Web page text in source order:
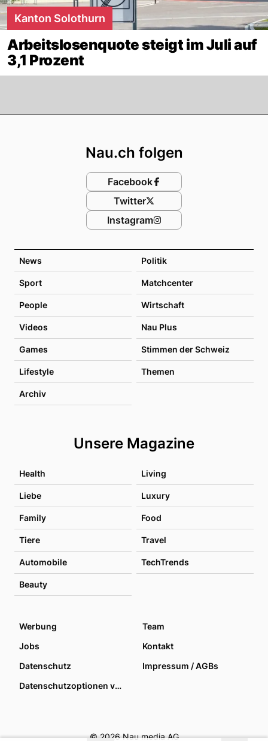
Kanton Solothurn
Arbeitslosenquote steigt im Juli auf
3,1 Prozent
News Politik
Sport Matchcenter
People Wirtschaft
Videos Nau Plus
Games Stimmen der Schweiz
Lifestyle Themen
Archiv
Unsere Magazine
Health Living
Liebe Luxury
Family Food
Tiere Travel
Automobile TechTrends
Beauty
Nau.ch folgen
Facebook
Twitter
Instagram
Werbung
Team
Jobs
Kontakt
Datenschutz
Impressum / AGBs
Datenschutzoptionen verwalten
© 2026 Nau media AG